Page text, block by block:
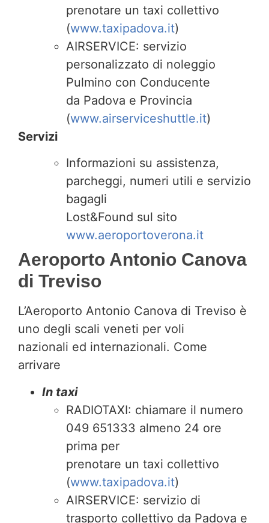
prenotare un taxi collettivo
(www.taxipadova.it)
AIRSERVICE: servizio
personalizzato di noleggio
Pulmino con Conducente
da Padova e Provincia
(www.airserviceshuttle.it)
Servizi
Informazioni su assistenza,
parcheggi, numeri utili e servizio
bagagli
Lost&Found sul sito
www.aeroportoverona.it
Aeroporto Antonio Canova
di Treviso
L’Aeroporto Antonio Canova di Treviso è
uno degli scali veneti per voli
nazionali ed internazionali. Come
arrivare
In taxi
RADIOTAXI: chiamare il numero
049 651333 almeno 24 ore
prima per
prenotare un taxi collettivo
(www.taxipadova.it)
AIRSERVICE: servizio di
trasporto collettivo da Padova e